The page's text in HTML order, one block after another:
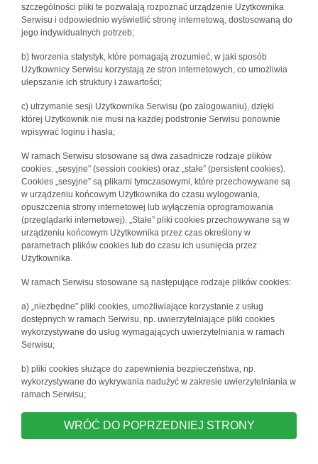
szczególności pliki te pozwalają rozpoznać urządzenie Użytkownika
Serwisu i odpowiednio wyświetlić stronę internetową, dostosowaną do
jego indywidualnych potrzeb;
b) tworzenia statystyk, które pomagają zrozumieć, w jaki sposób
Użytkownicy Serwisu korzystają ze stron internetowych, co umożliwia
ulepszanie ich struktury i zawartości;
c) utrzymanie sesji Użytkownika Serwisu (po zalogowaniu), dzięki
której Użytkownik nie musi na każdej podstronie Serwisu ponownie
wpisywać loginu i hasła;
W ramach Serwisu stosowane są dwa zasadnicze rodzaje plików
cookies: „sesyjne” (session cookies) oraz „stałe” (persistent cookies).
Cookies „sesyjne” są plikami tymczasowymi, które przechowywane są
w urządzeniu końcowym Użytkownika do czasu wylogowania,
opuszczenia strony internetowej lub wyłączenia oprogramowania
(przeglądarki internetowej). „Stałe” pliki cookies przechowywane są w
urządzeniu końcowym Użytkownika przez czas określony w
parametrach plików cookies lub do czasu ich usunięcia przez
Użytkownika.
W ramach Serwisu stosowane są następujące rodzaje plików cookies:
a) „niezbędne” pliki cookies, umożliwiające korzystanie z usług
dostępnych w ramach Serwisu, np. uwierzytelniające pliki cookies
wykorzystywane do usług wymagających uwierzytelniania w ramach
Serwisu;
b) pliki cookies służące do zapewnienia bezpieczeństwa, np.
wykorzystywane do wykrywania nadużyć w zakresie uwierzytelniania w
ramach Serwisu;
WRÓĆ DO POPRZEDNIEJ STRONY